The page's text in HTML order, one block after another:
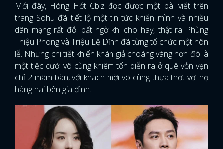
Mới đây, Hóng Hớt Cbiz đọc được một bài viết trên
trang Sohu đã tiết lộ một tin tức khiến mình và nhiều
dân mạng rất đỗi bất ngờ khi cho hay, thật ra Phùng
Thiệu Phong và Triệu Lệ Dĩnh đã từng tổ chức một hôn
lễ. Nhưng chi tiết khiến khán giả choáng váng hơn đó là
một tiệc cưới vô cùng khiêm tốn diễn ra ở quê vỏn vẹn
chỉ 2 mâm bàn, với khách mời vô cùng thưa thớt với họ
hàng hai bên gia đình.